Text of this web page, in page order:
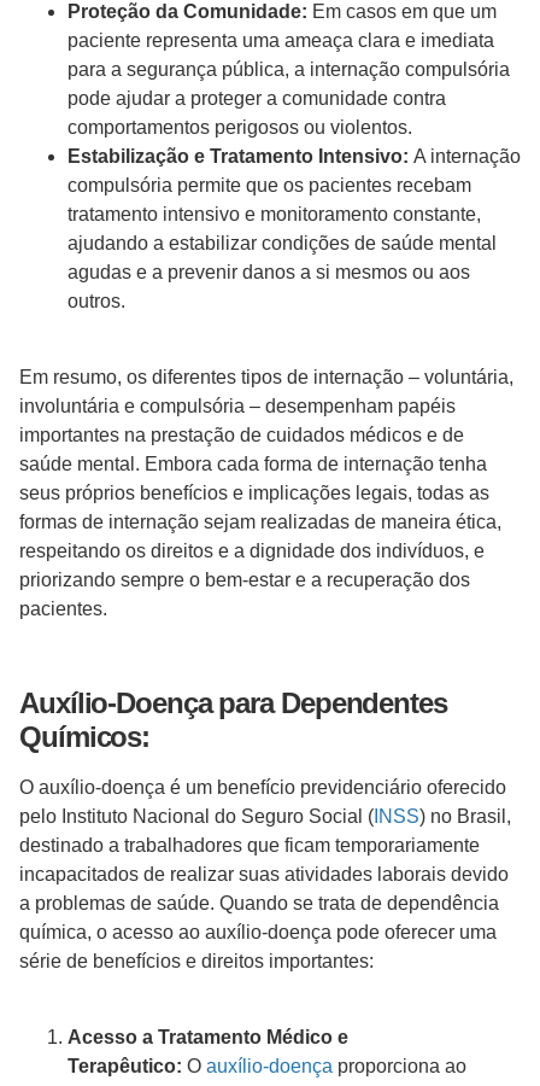
Proteção da Comunidade: Em casos em que um
paciente representa uma ameaça clara e imediata
para a segurança pública, a internação compulsória
pode ajudar a proteger a comunidade contra
comportamentos perigosos ou violentos.
Estabilização e Tratamento Intensivo: A internação
compulsória permite que os pacientes recebam
tratamento intensivo e monitoramento constante,
ajudando a estabilizar condições de saúde mental
agudas e a prevenir danos a si mesmos ou aos
outros.
Em resumo, os diferentes tipos de internação – voluntária,
involuntária e compulsória – desempenham papéis
importantes na prestação de cuidados médicos e de
saúde mental. Embora cada forma de internação tenha
seus próprios benefícios e implicações legais, todas as
formas de internação sejam realizadas de maneira ética,
respeitando os direitos e a dignidade dos indivíduos, e
priorizando sempre o bem-estar e a recuperação dos
pacientes.
Auxílio-Doença para Dependentes
Químicos:
O auxílio-doença é um benefício previdenciário oferecido
pelo Instituto Nacional do Seguro Social ( INSS) no Brasil,
destinado a trabalhadores que ficam temporariamente
incapacitados de realizar suas atividades laborais devido
a problemas de saúde. Quando se trata de dependência
química, o acesso ao auxílio-doença pode oferecer uma
série de benefícios e direitos importantes:
Acesso a Tratamento Médico e
Terapêutico: O auxílio-doença proporciona ao